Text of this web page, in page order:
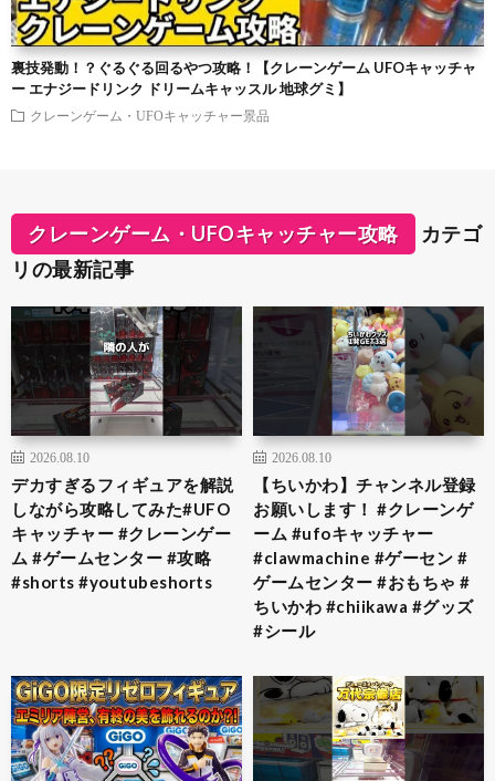
裏技発動！？ぐるぐる回るやつ攻略！【クレーンゲーム UFOキャッチャ
ー エナジードリンク ドリームキャッスル 地球グミ】
クレーンゲーム・UFOキャッチャー景品
クレーンゲーム・UFOキャッチャー攻略
カテゴ
リの最新記事
2026.08.10
デカすぎるフィギュアを解説
しながら攻略してみた#UFO
キャッチャー #クレーンゲー
ム #ゲームセンター #攻略
#shorts #youtubeshorts
2026.08.10
【ちいかわ】チャンネル登録
お願いします！ #クレーンゲ
ーム #ufoキャッチャー
#clawmachine #ゲーセン #
ゲームセンター #おもちゃ #
ちいかわ #chiikawa #グッズ
#シール